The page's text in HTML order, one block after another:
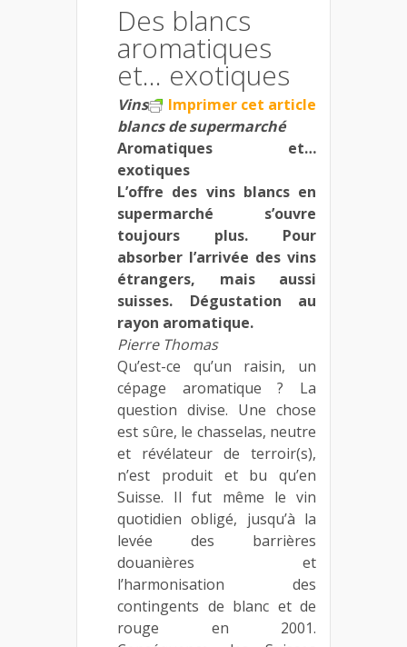
Des blancs
aromatiques
et… exotiques
Imprimer cet article
Vins
blancs de supermarché
Aromatiques et…
exotiques
L’offre des vins blancs en
supermarché s’ouvre
toujours plus. Pour
absorber l’arrivée des vins
étrangers, mais aussi
suisses. Dégustation au
rayon aromatique.
Pierre Thomas
Qu’est-ce qu’un raisin, un
cépage aromatique ? La
question divise. Une chose
est sûre, le chasselas, neutre
et révélateur de terroir(s),
n’est produit et bu qu’en
Suisse. Il fut même le vin
quotidien obligé, jusqu’à la
levée des barrières
douanières et
l’harmonisation des
contingents de blanc et de
rouge en 2001.